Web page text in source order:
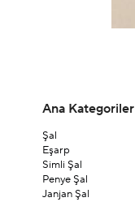
Ana Kategoriler
Şal
Eşarp
Simli Şal
Penye Şal
Janjan Şal